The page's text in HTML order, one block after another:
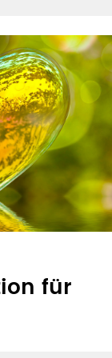
für